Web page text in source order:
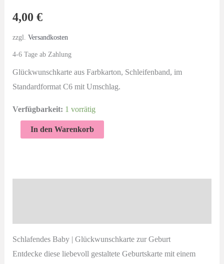
4,00 €
zzgl. Versandkosten
4-6 Tage ab Zahlung
Glückwunschkarte aus Farbkarton, Schleifenband, im
Standardformat C6 mit Umschlag.
Verfügbarkeit: 1 vorrätig
Schlafendes
dem
Mond
In den Warenkorb
Schlafendes Baby | Glückwunschkarte zur Geburt
Entdecke diese liebevoll gestaltete Geburtskarte mit einem